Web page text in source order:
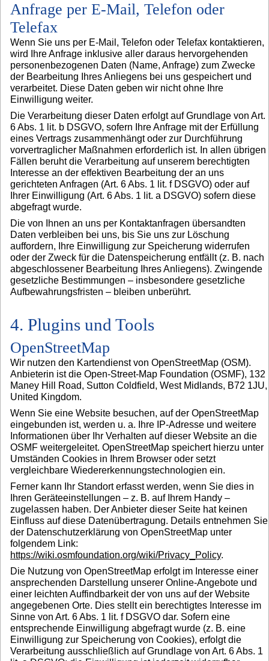
Anfrage per E-Mail, Telefon oder
Telefax
Wenn Sie uns per E-Mail, Telefon oder Telefax kontaktieren,
wird Ihre Anfrage inklusive aller daraus hervorgehenden
personenbezogenen Daten (Name, Anfrage) zum Zwecke
der Bearbeitung Ihres Anliegens bei uns gespeichert und
verarbeitet. Diese Daten geben wir nicht ohne Ihre
Einwilligung weiter.
Die Verarbeitung dieser Daten erfolgt auf Grundlage von Art.
6 Abs. 1 lit. b DSGVO, sofern Ihre Anfrage mit der Erfüllung
eines Vertrags zusammenhängt oder zur Durchführung
vorvertraglicher Maßnahmen erforderlich ist. In allen übrigen
Fällen beruht die Verarbeitung auf unserem berechtigten
Interesse an der effektiven Bearbeitung der an uns
gerichteten Anfragen (Art. 6 Abs. 1 lit. f DSGVO) oder auf
Ihrer Einwilligung (Art. 6 Abs. 1 lit. a DSGVO) sofern diese
abgefragt wurde.
Die von Ihnen an uns per Kontaktanfragen übersandten
Daten verbleiben bei uns, bis Sie uns zur Löschung
auffordern, Ihre Einwilligung zur Speicherung widerrufen
oder der Zweck für die Datenspeicherung entfällt (z. B. nach
abgeschlossener Bearbeitung Ihres Anliegens). Zwingende
gesetzliche Bestimmungen – insbesondere gesetzliche
Aufbewahrungsfristen – bleiben unberührt.
4. Plugins und Tools
OpenStreetMap
Wir nutzen den Kartendienst von OpenStreetMap (OSM).
Anbieterin ist die Open-Street-Map Foundation (OSMF), 132
Maney Hill Road, Sutton Coldfield, West Midlands, B72 1JU,
United Kingdom.
Wenn Sie eine Website besuchen, auf der OpenStreetMap
eingebunden ist, werden u. a. Ihre IP-Adresse und weitere
Informationen über Ihr Verhalten auf dieser Website an die
OSMF weitergeleitet. OpenStreetMap speichert hierzu unter
Umständen Cookies in Ihrem Browser oder setzt
vergleichbare Wiedererkennungstechnologien ein.
Ferner kann Ihr Standort erfasst werden, wenn Sie dies in
Ihren Geräteeinstellungen – z. B. auf Ihrem Handy –
zugelassen haben. Der Anbieter dieser Seite hat keinen
Einfluss auf diese Datenübertragung. Details entnehmen Sie
der Datenschutzerklärung von OpenStreetMap unter
folgendem Link:
https://wiki.osmfoundation.org/wiki/Privacy_Policy.
Die Nutzung von OpenStreetMap erfolgt im Interesse einer
ansprechenden Darstellung unserer Online-Angebote und
einer leichten Auffindbarkeit der von uns auf der Website
angegebenen Orte. Dies stellt ein berechtigtes Interesse im
Sinne von Art. 6 Abs. 1 lit. f DSGVO dar. Sofern eine
entsprechende Einwilligung abgefragt wurde (z. B. eine
Einwilligung zur Speicherung von Cookies), erfolgt die
Verarbeitung ausschließlich auf Grundlage von Art. 6 Abs. 1